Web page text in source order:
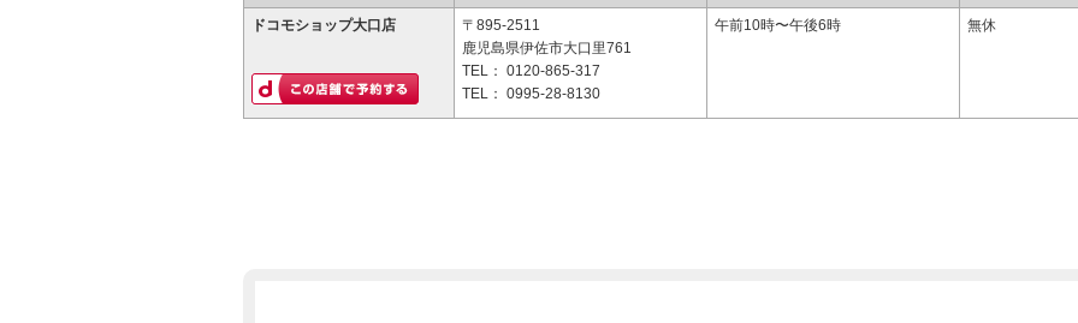
ドコモショップ大口店
〒895-2511
鹿児島県伊佐市大口里761
TEL： 0120-865-317
TEL： 0995-28-8130
午前10時〜午後6時 無休